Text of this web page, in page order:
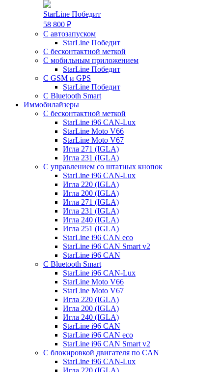
StarLine Победит
58 800 ₽
С автозапуском
StarLine Победит
С бесконтактной меткой
С мобильным приложением
StarLine Победит
С GSM и GPS
StarLine Победит
С Bluetooth Smart
Иммобилайзеры
С бесконтактной меткой
StarLine i96 CAN-Lux
StarLine Moto V66
StarLine Moto V67
Игла 271 (IGLA)
Игла 231 (IGLA)
С управлением со штатных кнопок
StarLine i96 CAN-Lux
Игла 220 (IGLA)
Игла 200 (IGLA)
Игла 271 (IGLA)
Игла 231 (IGLA)
Игла 240 (IGLA)
Игла 251 (IGLA)
StarLine i96 CAN eco
StarLine i96 CAN Smart v2
StarLine i96 CAN
С Bluetooth Smart
StarLine i96 CAN-Lux
StarLine Moto V66
StarLine Moto V67
Игла 220 (IGLA)
Игла 200 (IGLA)
Игла 240 (IGLA)
StarLine i96 CAN
StarLine i96 CAN eco
StarLine i96 CAN Smart v2
С блокировкой двигателя по CAN
StarLine i96 CAN-Lux
Игла 220 (IGLA)